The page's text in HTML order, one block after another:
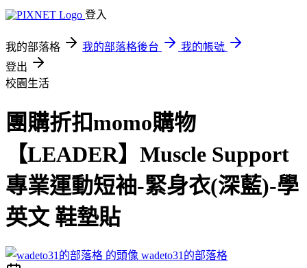
登入
我的部落格 我的部落格後台
我的帳號
登出
校園生活
團購折扣momo購物
【LEADER】Muscle Support
專業運動短袖-緊身衣(深藍)-學
英文 鞋墊貼
wadeto31的部落格